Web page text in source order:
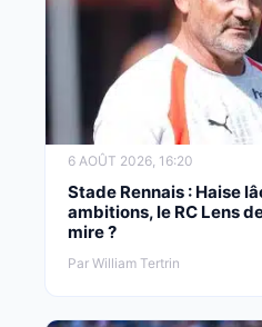
6 AOÛT 2026, 16:20
Stade Rennais : Haise
ambitions, le RC Lens
mire ?
Par William Tertrin